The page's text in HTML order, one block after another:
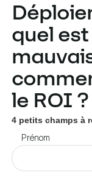
quel
le ROI ?
4 petits champs à
Prénom